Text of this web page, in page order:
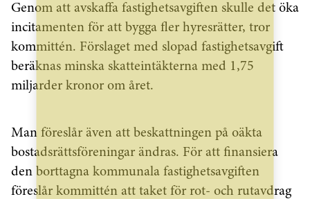
Genom att avskaffa fastighetsavgiften skulle det öka
incitamenten för att bygga fler hyresrätter, tror
kommittén. Förslaget med slopad fastighetsavgift
beräknas minska skatteintäkterna med 1,75
miljarder kronor om året.
Man föreslår även att beskattningen på oäkta
bostadsrättsföreningar ändras. För att finansiera
den borttagna kommunala fastighetsavgiften
föreslår kommittén att taket för rot- och rutavdrag